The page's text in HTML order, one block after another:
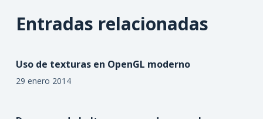
Entradas relacionadas
Uso de texturas en OpenGL moderno
29 enero 2014